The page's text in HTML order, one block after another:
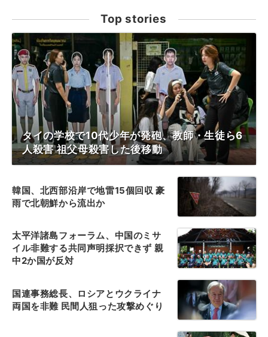
Top stories
タイの学校で10代少年が発砲、教師・生徒ら6
人殺害 祖父母殺害した後移動
韓国、北西部沿岸で地雷15個回収 豪
雨で北朝鮮から流出か
太平洋諸島フォーラム、中国のミサ
イル非難する共同声明採択できず 親
中2か国が反対
国連事務総長、ロシアとウクライナ
両国を非難 民間人狙った攻撃めぐり